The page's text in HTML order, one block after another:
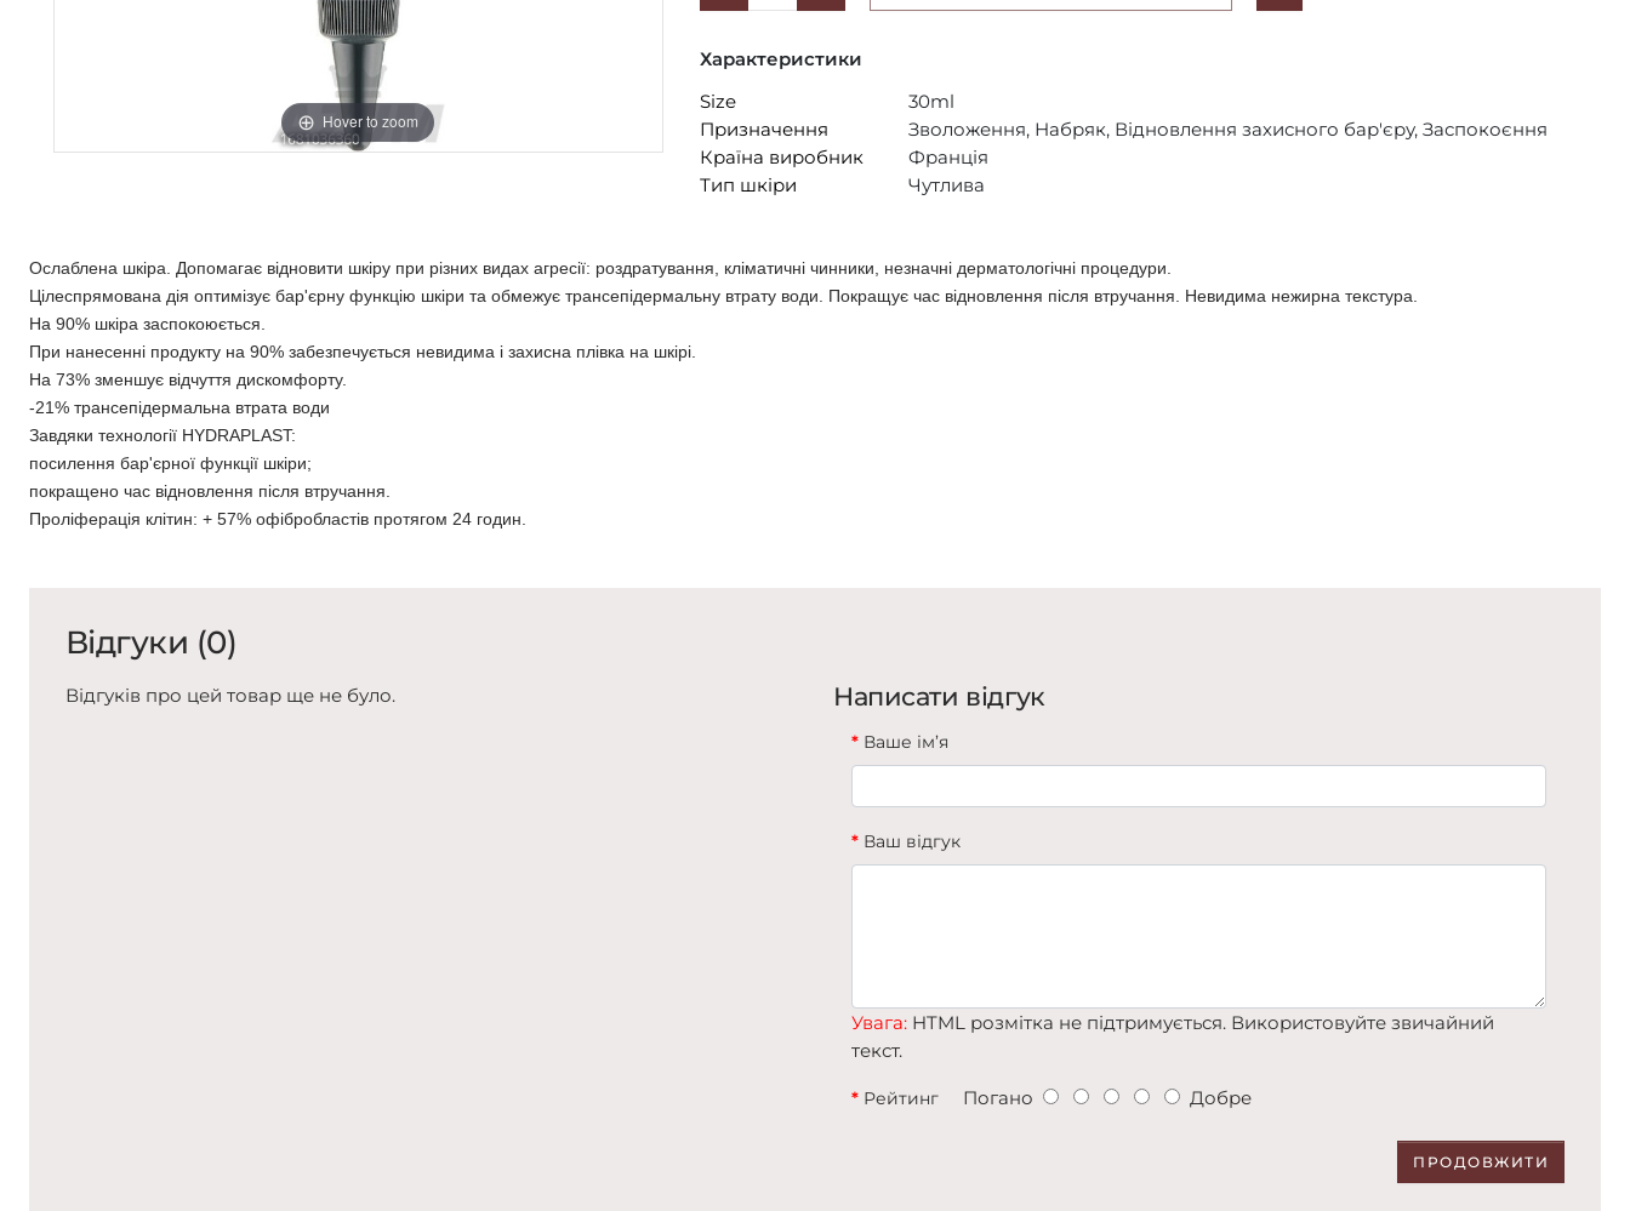
Hover to zoom
Характеристики
Size
30ml
Призначення
Зволоження, Набряк, Відновлення захисного бар'єру, Заспокоєння
Країна виробник
Франція
Тип шкіри
Чутлива
Ослаблена шкіра. Допомагає відновити шкіру при різних видах агресії: роздратування, кліматичні чинники, незначні дерматологічні процедури.
Цілеспрямована дія оптимізує бар'єрну функцію шкіри та обмежує трансепідермальну втрату води. Покращує час відновлення після втручання. Невидима нежирна текстура.
На 90% шкіра заспокоюється.
При нанесенні продукту на 90% забезпечується невидима і захисна плівка на шкірі.
На 73% зменшує відчуття дискомфорту.
-21% трансепідермальна втрата води
Завдяки технології HYDRAPLAST:
посилення бар'єрної функції шкіри;
покращено час відновлення після втручання.
Проліферація клітин: + 57% офібробластів протягом 24 годин.
Відгуки (0)
Відгуків про цей товар ще не було. Написати відгук
Ваше ім’я
Ваш відгук
Увага: HTML розмітка не підтримується. Використовуйте звичайний
текст.
Рейтинг Погано Добре
ПРОДОВЖИТИ